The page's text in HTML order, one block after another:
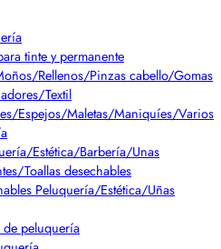
tinte y permanente
Rellenos/Pinzas cabello/Gomas
Textil
Espejos/Maletas/Maniquíes/Varios
Estética/Barbería/Unas
Toallas desechables
Peluquería/Estética/Uñas
de peluquería